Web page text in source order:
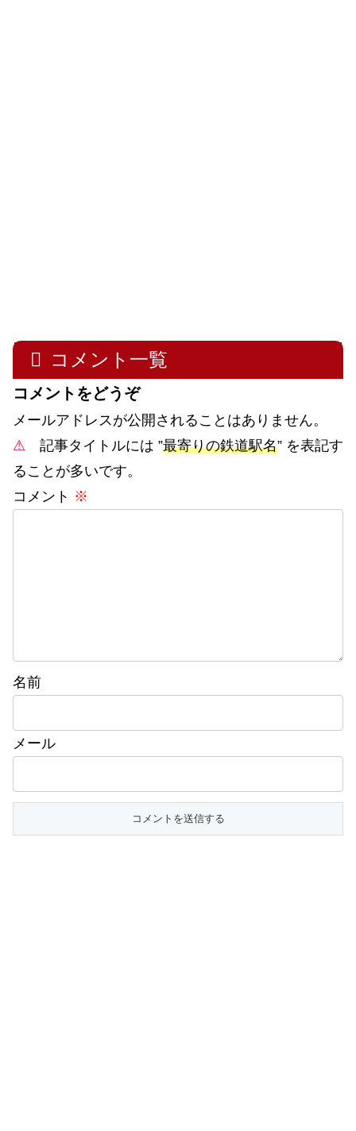
コメント一覧
コメントをどうぞ
メールアドレスが公開されることはありません。
⚠ 記事タイトルには ”最寄りの鉄道駅名” を表記す
ることが多いです。
コメント ※
名前
メール